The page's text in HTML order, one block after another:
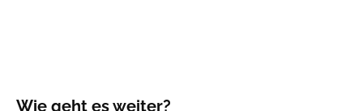
Wie geht es weiter?